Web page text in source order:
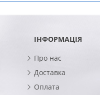
ІНФОРМАЦІЯ
Про нас
Доставка
Оплата